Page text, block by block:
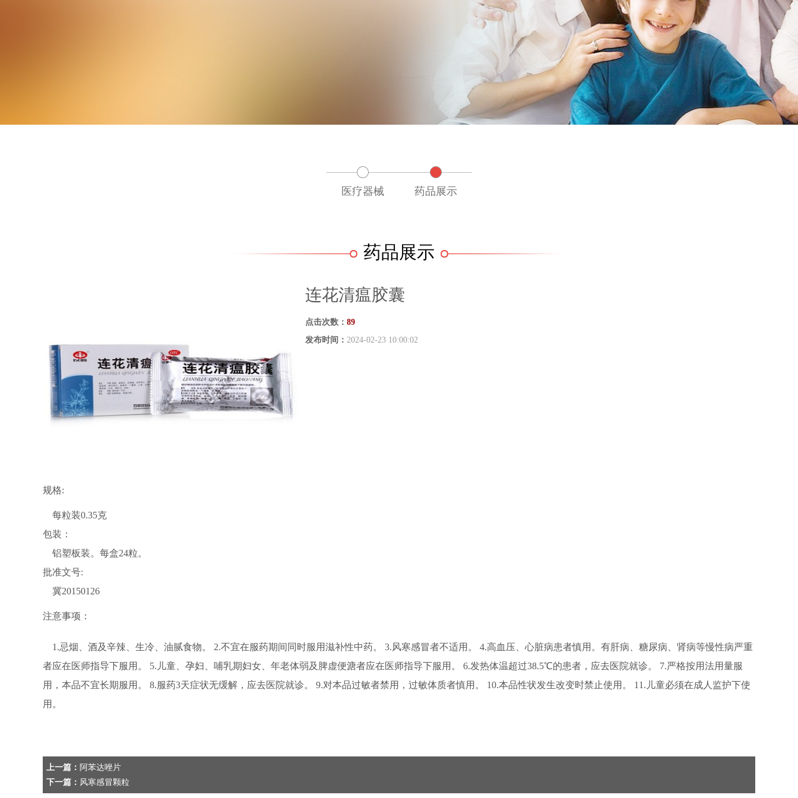
医疗器械 药品展示
药品展示
连花清瘟胶囊
点击次数： 89
发布时间： 2024-02-23 10:00:02
规格:
每粒装0.35克
包装：
铝塑板装。每盒24粒。
批准文号:
冀20150126
注意事项：
1.忌烟、酒及辛辣、生冷、油腻食物。 2.不宜在服药期间同时服用滋补性中药。 3.风寒感冒者不适用。 4.高血压、心脏病患者慎用。有肝病、糖尿病、肾病等慢性病严重
者应在医师指导下服用。 5.儿童、孕妇、哺乳期妇女、年老体弱及脾虚便溏者应在医师指导下服用。 6.发热体温超过38.5℃的患者，应去医院就诊。 7.严格按用法用量服
用，本品不宜长期服用。 8.服药3天症状无缓解，应去医院就诊。 9.对本品过敏者禁用，过敏体质者慎用。 10.本品性状发生改变时禁止使用。 11.儿童必须在成人监护下使
用。
上一篇： 阿苯达唑片
下一篇： 风寒感冒颗粒